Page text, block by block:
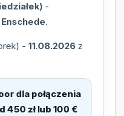
-
Enschede.
- 11.08.2026 z
dla połączenia
450 zł lub 100 €